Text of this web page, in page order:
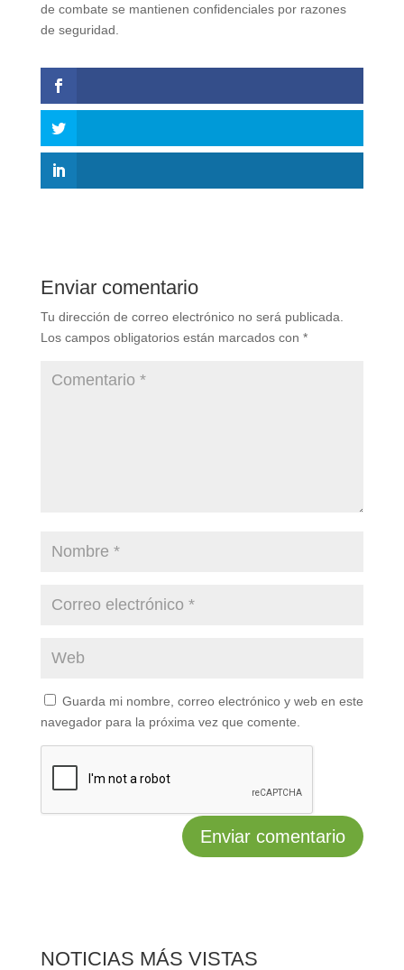
de combate se mantienen confidenciales por razones
de seguridad.
Enviar comentario
Tu dirección de correo electrónico no será publicada.
Los campos obligatorios están marcados con *
Guarda mi nombre, correo electrónico y web en este
navegador para la próxima vez que comente.
NOTICIAS MÁS VISTAS